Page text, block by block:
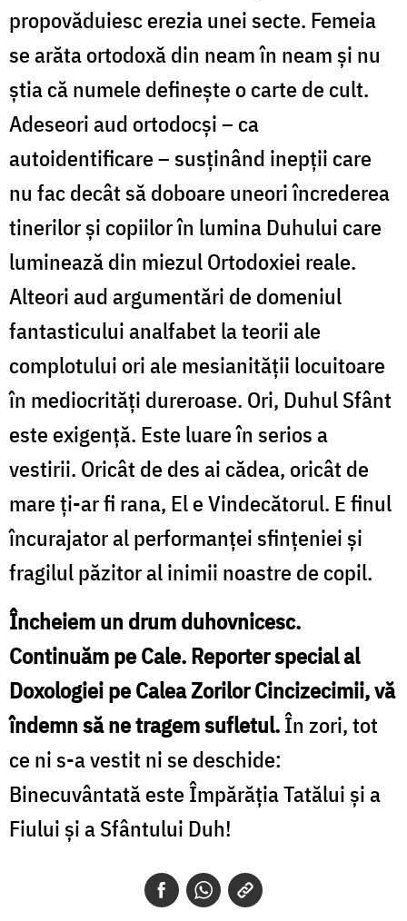
propovăduiesc erezia unei secte. Femeia
se arăta ortodoxă din neam în neam și nu
știa că numele definește o carte de cult.
Adeseori aud ortodocși – ca
autoidentificare – susținând inepții care
nu fac decât să doboare uneori încrederea
tinerilor și copiilor în lumina Duhului care
luminează din miezul Ortodoxiei reale.
Alteori aud argumentări de domeniul
fantasticului analfabet la teorii ale
complotului ori ale mesianității locuitoare
în mediocrități dureroase. Ori, Duhul Sfânt
este exigență. Este luare în serios a
vestirii. Oricât de des ai cădea, oricât de
mare ți-ar fi rana, El e Vindecătorul. E finul
încurajator al performanței sfințeniei și
fragilul păzitor al inimii noastre de copil.
Încheiem un drum duhovnicesc.
Continuăm pe Cale. Reporter special al
Doxologiei pe Calea Zorilor Cincizecimii, vă
îndemn să ne tragem sufletul.În zori, tot
ce ni s-a vestit ni se deschide:
Binecuvântată este Împărăția Tatălui și a
Fiului și a Sfântului Duh!